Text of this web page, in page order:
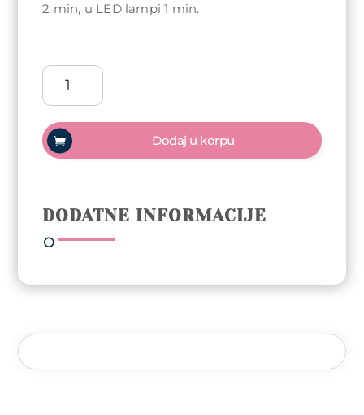
2 min, u LED lampi 1 min.
ReformA
polish
Trajni
lak
10ml
količina
Dodaj u korpu
DODATNE INFORMACIJE